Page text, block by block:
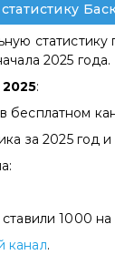
2025 года.
:
бесплатном
за 2025
1000
канал.